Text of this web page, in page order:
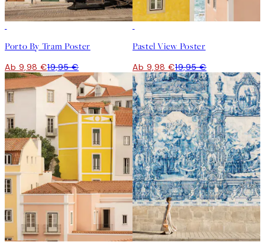
Porto By Tram Poster
Ab 9,98 €19,95 €
Pastel View Poster
Ab 9,98 €19,95 €